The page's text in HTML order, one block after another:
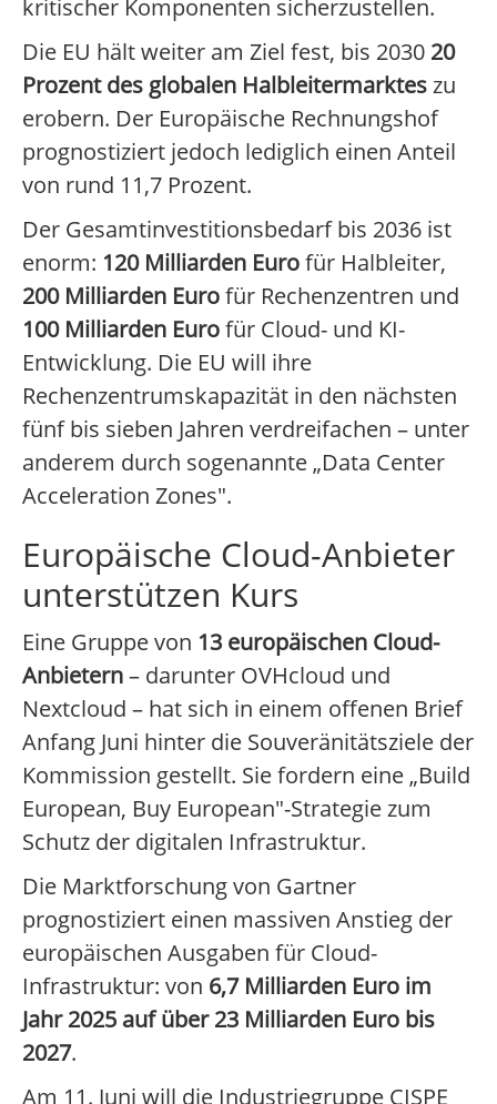
kritischer Komponenten sicherzustellen.
Die EU hält weiter am Ziel fest, bis 2030 20
Prozent des globalen Halbleitermarkteszu
erobern. Der Europäische Rechnungshof
prognostiziert jedoch lediglich einen Anteil
von rund 11,7 Prozent.
Der Gesamtinvestitionsbedarf bis 2036 ist
enorm: 120 Milliarden Eurofür Halbleiter,
200 Milliarden Eurofür Rechenzentren und
100 Milliarden Eurofür Cloud- und KI-
Entwicklung. Die EU will ihre
Rechenzentrumskapazität in den nächsten
fünf bis sieben Jahren verdreifachen – unter
anderem durch sogenannte „Data Center
Acceleration Zones".
Europäische Cloud-Anbieter
unterstützen Kurs
Eine Gruppe von 13 europäischen Cloud-
Anbietern– darunter OVHcloud und
Nextcloud – hat sich in einem offenen Brief
Anfang Juni hinter die Souveränitätsziele der
Kommission gestellt. Sie fordern eine „Build
European, Buy European"-Strategie zum
Schutz der digitalen Infrastruktur.
Die Marktforschung von Gartner
prognostiziert einen massiven Anstieg der
europäischen Ausgaben für Cloud-
Infrastruktur: von 6,7 Milliarden Euro im
Jahr 2025 auf über 23 Milliarden Euro bis
2027.
Am 11. Juni will die Industriegruppe CISPE